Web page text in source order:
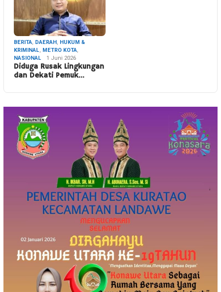
BERITA, DAERAH, HUKUM &
KRIMINAL, METRO KOTA,
NASIONAL
1 Juni 2026
Diduga Rusak Lingkungan
dan Dekati Pemuk…